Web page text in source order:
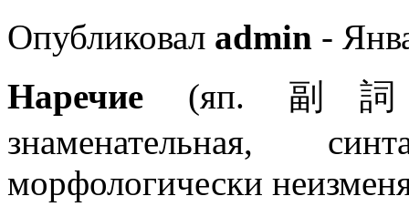
Опубликовал admin -
Наречие (яп. 副
знаменательная,
морфологически